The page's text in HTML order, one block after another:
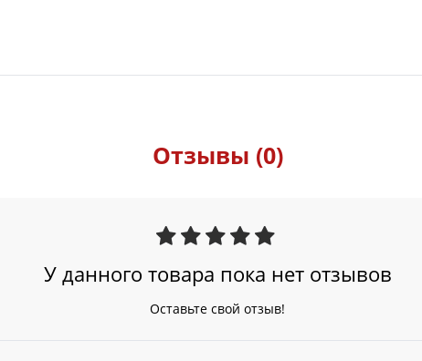
Отзывы (0)
У данного товара пока нет отзывов
Оставьте свой отзыв!